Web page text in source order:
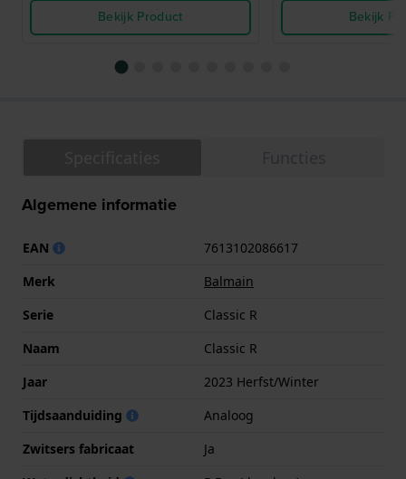
Bekijk Product
Bekijk
Algemene informatie
EAN
7613102086617
Merk
Balmain
Serie
Classic R
Naam
Classic R
Jaar
2023 Herfst/Winter
Tijdsaanduiding
Analoog
Zwitsers fabricaat
Ja